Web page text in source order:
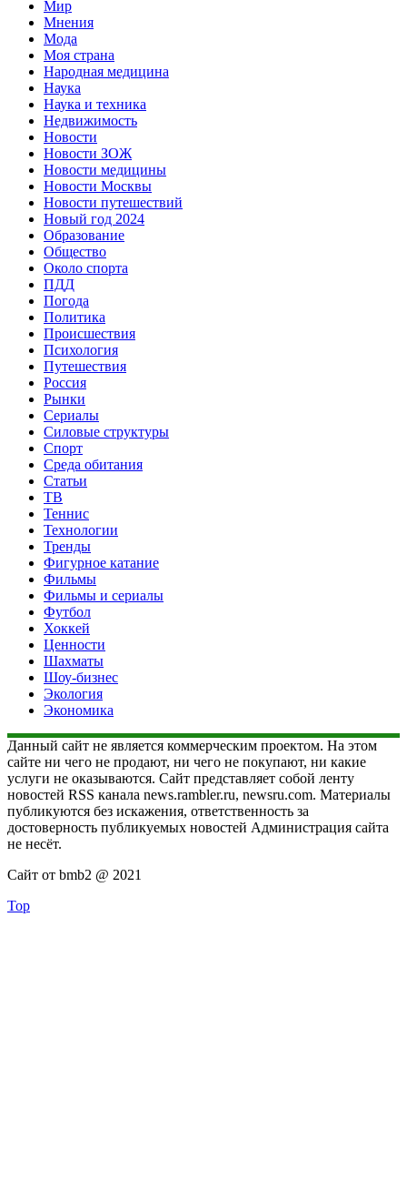
Мир
Мнения
Мода
Моя страна
Народная медицина
Наука
Наука и техника
Недвижимость
Новости
Новости ЗОЖ
Новости медицины
Новости Москвы
Новости путешествий
Новый год 2024
Образование
Общество
Около спорта
ПДД
Погода
Политика
Происшествия
Психология
Путешествия
Россия
Рынки
Сериалы
Силовые структуры
Спорт
Среда обитания
Статьи
ТВ
Теннис
Технологии
Тренды
Фигурное катание
Фильмы
Фильмы и сериалы
Футбол
Хоккей
Ценности
Шахматы
Шоу-бизнес
Экология
Экономика
Данный сайт не является коммерческим проектом. На этом
сайте ни чего не продают, ни чего не покупают, ни какие
услуги не оказываются. Сайт представляет собой ленту
новостей RSS канала news.rambler.ru, newsru.com. Материалы
публикуются без искажения, ответственность за
достоверность публикуемых новостей Администрация сайта
не несёт.
Сайт от bmb2 @ 2021
Top